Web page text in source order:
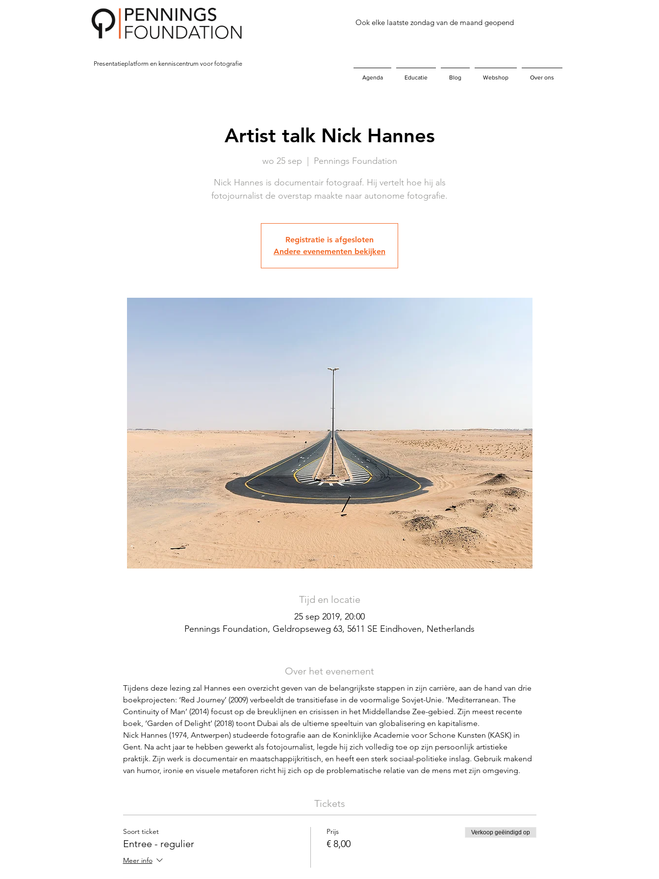
Ook elke laatste zondag van de maand geopend
Presentatieplatform en kenniscentrum voor fotografie
Agenda Educatie Blog Webshop Over ons
Artist talk Nick Hannes
wo 25 sep
Pennings Foundation
Nick Hannes is documentair fotograaf. Hij vertelt hoe hij als
fotojournalist de overstap maakte naar autonome fotografie.
Registratie is afgesloten
Andere evenementen bekijken
Tijd en locatie
25 sep 2019, 20:00
Pennings Foundation, Geldropseweg 63, 5611 SE Eindhoven, Netherlands
Over het evenement
Tijdens deze lezing zal Hannes een overzicht geven van de belangrijkste stappen in zijn carrière, aan de hand van drie
boekprojecten: ‘Red Journey’ (2009) verbeeldt de transitiefase in de voormalige Sovjet-Unie. ‘Mediterranean. The
Continuity of Man’ (2014) focust op de breuklijnen en crisissen in het Middellandse Zee-gebied. Zijn meest recente
boek, ‘Garden of Delight’ (2018) toont Dubai als de ultieme speeltuin van globalisering en kapitalisme.
Nick Hannes (1974, Antwerpen) studeerde fotografie aan de Koninklijke Academie voor Schone Kunsten (KASK) in
Gent. Na acht jaar te hebben gewerkt als fotojournalist, legde hij zich volledig toe op zijn persoonlijk artistieke
praktijk. Zijn werk is documentair en maatschappijkritisch, en heeft een sterk sociaal-politieke inslag. Gebruik makend
van humor, ironie en visuele metaforen richt hij zich op de problematische relatie van de mens met zijn omgeving.
Tickets
Soort ticket
Entree - regulier
Meer info
Prijs
€ 8,00
Verkoop geëindigd op